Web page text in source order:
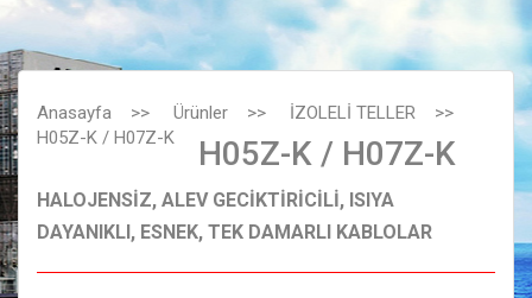
Anasayfa >> Ürünler >> İZOLELİ TELLER >>
H05Z-K / H07Z-K
H05Z-K / H07Z-K
HALOJENSİZ, ALEV GECİKTİRİCİLİ, ISIYA
DAYANIKLI, ESNEK, TEK DAMARLI KABLOLAR